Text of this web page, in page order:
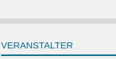
VERANSTALTER